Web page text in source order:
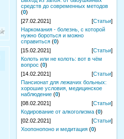
средств до современных методов
(0)
[27.02.2021]
[Статьи]
Наркомания - болезнь, с которой
нужно бороться и можно
справиться (0)
[15.02.2021]
[Статьи]
Колоть или не колоть: вот в чём
вопрос (0)
[14.02.2021]
[Статьи]
Пансионат для лежачих больных:
хорошие условия, медицинское
наблюдение (0)
[08.02.2021]
[Статьи]
Кодирование от алкоголизма (0)
[02.02.2021]
[Статьи]
Хоопонопоно и медитация (0)